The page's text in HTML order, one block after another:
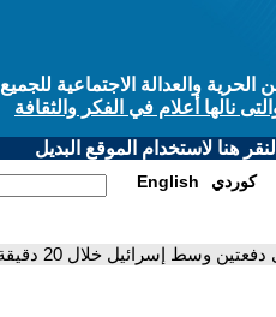
والعدالة الاجتماعية للجميع
نالها أعلام في الفكر والثقافة
هنا لاستخدام الموقع البديل
English كوردي